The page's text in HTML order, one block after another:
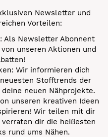
Newsletter und
Vorteilen:
Als Newsletter Abonnent
unseren Aktionen und
Wir informieren dich
Stofftrends der
neuen Nähprojekte.
unseren kreativen Ideen
Wir teilen mit dir
verraten dir die heißesten
rund ums Nähen.